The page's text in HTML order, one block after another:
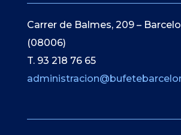
Carrer de Balmes, 209 –
(08006)
T. 93 218 76 65